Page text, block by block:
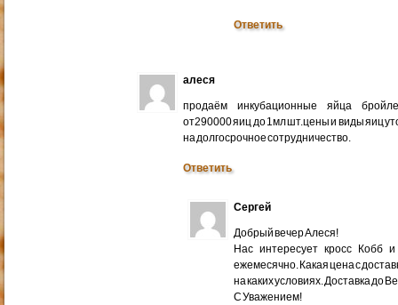
Ответить
алеся
продаём инкубационные яйца
от290000 яиц до 1мл шт.цены и виды яиц
на долгосрочное сотрудничество.
Ответить
Сергей
Добрый вечер Алеся!
Нас интересует кросс Кобб
ежемесячно. Какая цена с
на каких условиях. Доставка до
С Уважением!